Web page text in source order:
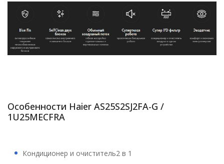
Особенности Haier AS25S2SJ2FA-G /
1U25MECFRA
Кондиционер и очиститель2 в 1